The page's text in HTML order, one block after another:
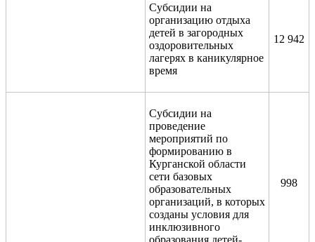
Субсидии на
организацию отдыха
детей в загородных
оздоровительных
лагерях в каникулярное
время
12 942
Субсидии на
проведение
мероприятий по
формированию в
Курганской области
сети базовых
образовательных
организаций, в которых
созданы условия для
инклюзивного
образования детей-
998